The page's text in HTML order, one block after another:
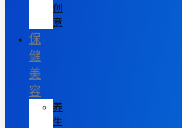
创
意
保
健
美
容
养
生